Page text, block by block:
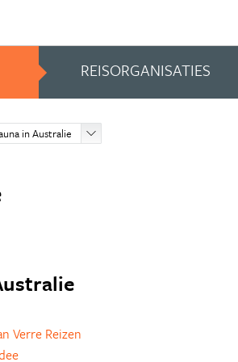
REISORGANISATIES
in Australie
Verre Reizen